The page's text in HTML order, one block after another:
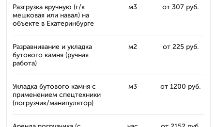
Разгрузка вручную (г/к
мешковая или навал) на
объекте в Екатеринбурге
м3 от 307 руб.
Разравнивание и укладка
бутового камня (ручная
работа)
м2 от 225 руб.
Укладка бутового камня с
применением спецтехники
(погрузчик/манипулятор)
м3 от 1200 руб.